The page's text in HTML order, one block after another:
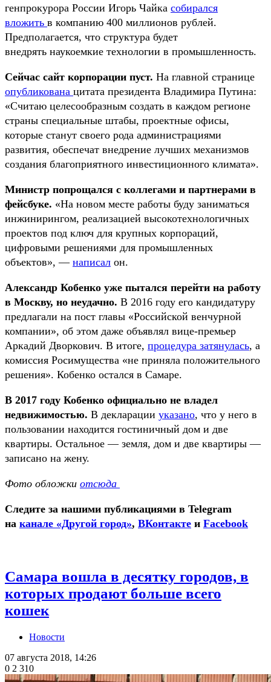
генпрокурора России Игорь Чайка собирался
вложить в компанию 400 миллионов рублей.
Предполагается, что структура будет
внедрять наукоемкие технологии в промышленность.
Сейчас сайт корпорации пуст. На главной странице
опубликована цитата президента Владимира Путина:
«Считаю целесообразным создать в каждом регионе
страны специальные штабы, проектные офисы,
которые станут своего рода администрациями
развития, обеспечат внедрение лучших механизмов
создания благоприятного инвестиционного климата».
Министр попрощался с коллегами и партнерами в
фейсбуке. «На новом месте работы буду заниматься
инжинирингом, реализацией высокотехнологичных
проектов под ключ для крупных корпораций,
цифровыми решениями для промышленных
объектов», — написал он.
Александр Кобенко уже пытался перейти на работу
в Москву, но неудачно. В 2016 году его кандидатуру
предлагали на пост главы «Российской венчурной
компании», об этом даже объявлял вице-премьер
Аркадий Дворкович. В итоге, процедура затянулась, а
комиссия Росимущества «не приняла положительного
решения». Кобенко остался в Самаре.
В 2017 году Кобенко официально не владел
недвижимостью. В декларации указано, что у него в
пользовании находится гостиничный дом и две
квартиры. Остальное — земля, дом и две квартиры —
записано на жену.
Фото обложки отсюда
Следите за нашими публикациями в Telegram
на канале «Другой город», ВКонтакте и Facebook
Самара вошла в десятку городов, в
которых продают больше всего
кошек
Новости
07 августа 2018, 14:26
0 2 310